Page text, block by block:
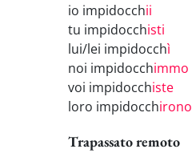
io impidocchii
tu impidocchisti
lui/lei impidocchì
noi impidocchimmo
voi impidocchiste
loro impidocchirono
Trapassato remoto